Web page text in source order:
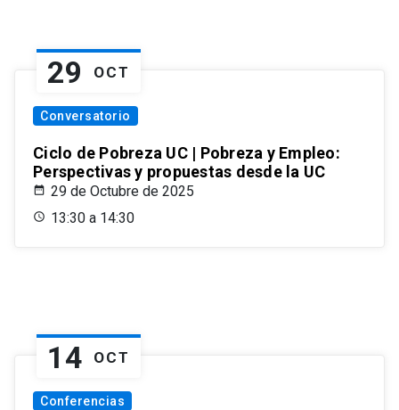
29 OCT
Conversatorio
Ciclo de Pobreza UC | Pobreza y Empleo:
Perspectivas y propuestas desde la UC
29 de Octubre de 2025
13:30 a 14:30
14 OCT
Conferencias